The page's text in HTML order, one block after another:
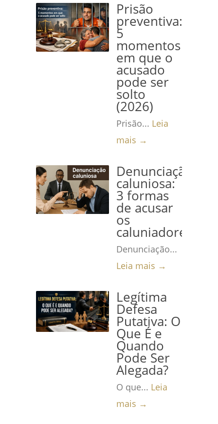
Prisão
preventiva:
5
momentos
em que o
acusado
pode ser
solto
(2026)
Prisão... Leia
mais →
Denunciação
caluniosa:
3 formas
de acusar
os
caluniadores
Denunciação...
Leia mais →
Legítima
Defesa
Putativa: O
Que É e
Quando
Pode Ser
Alegada?
O que... Leia
mais →